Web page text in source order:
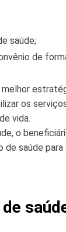
saúde;
de
os
vida.
o
saúde